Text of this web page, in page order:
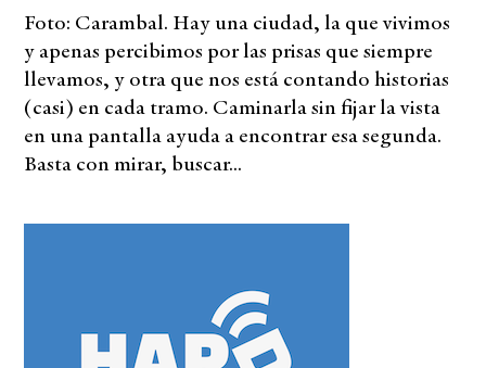
Foto: Carambal. Hay una ciudad, la que vivimos
y apenas percibimos por las prisas que siempre
llevamos, y otra que nos está contando historias
(casi) en cada tramo. Caminarla sin fijar la vista
en una pantalla ayuda a encontrar esa segunda.
Basta con mirar, buscar...